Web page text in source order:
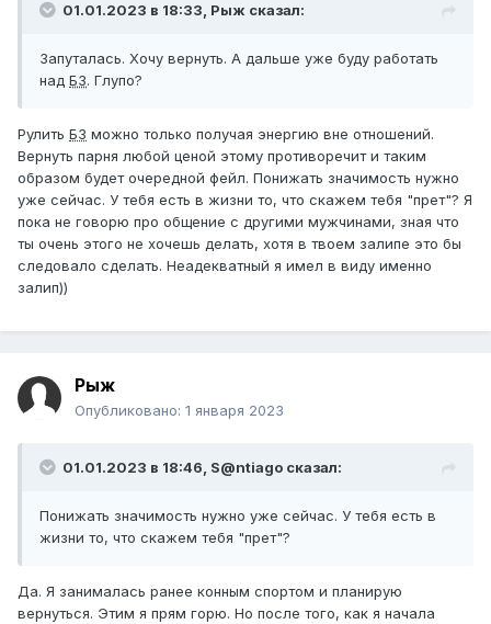
01.01.2023 в 18:33, Рыж сказал:
Запуталась. Хочу вернуть. А дальше уже буду работать
над БЗ. Глупо?
Рулить БЗ можно только получая энергию вне отношений.
Вернуть парня любой ценой этому противоречит и таким
образом будет очередной фейл. Понижать значимость нужно
уже сейчас. У тебя есть в жизни то, что скажем тебя "прет"? Я
пока не говорю про общение с другими мужчинами, зная что
ты очень этого не хочешь делать, хотя в твоем залипе это бы
следовало сделать. Неадекватный я имел в виду именно
залип))
Рыж
Опубликовано: 1 января 2023
01.01.2023 в 18:46, S@ntiago сказал:
Понижать значимость нужно уже сейчас. У тебя есть в
жизни то, что скажем тебя "прет"?
Да. Я занималась ранее конным спортом и планирую
вернуться. Этим я прям горю. Но после того, как я начала